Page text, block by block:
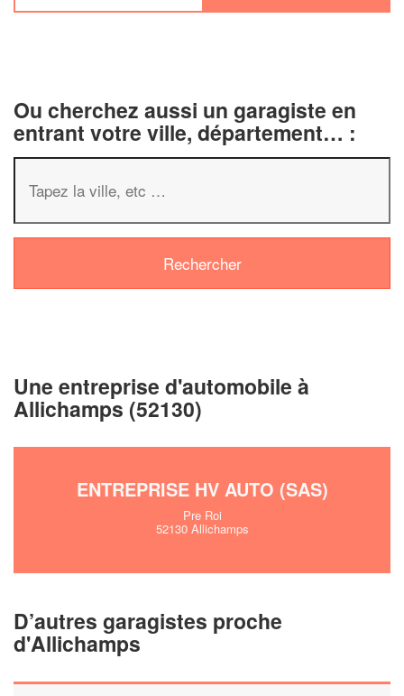
Ou cherchez aussi un garagiste en
entrant votre ville, département… :
Une entreprise d'automobile à
Allichamps (52130)
ENTREPRISE HV AUTO (SAS)
Pre Roi
52130 Allichamps
D’autres garagistes proche
d'Allichamps
✕